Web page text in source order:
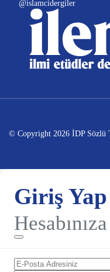
@islamcidergiler
© Copyright 2026 İDP Sözlü
Giriş Yap